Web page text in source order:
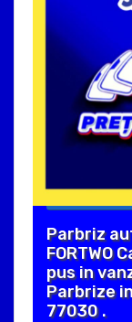
Parbriz
FORTWO
pus in
Parbrize
77030 .